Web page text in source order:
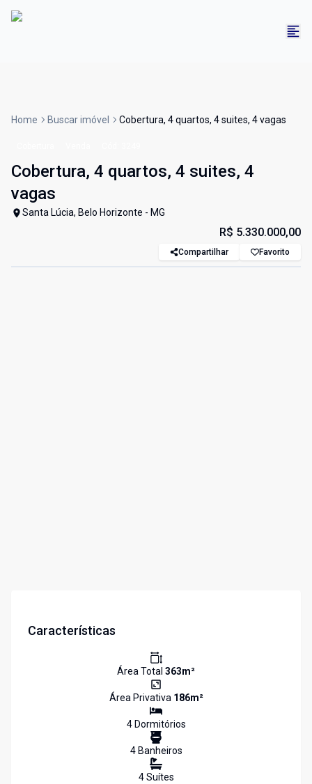
Home Buscar imóvel Cobertura, 4 quartos, 4 suites, 4 vagas
Cobertura, 4 quartos, 4 suites, 4
vagas
Santa Lúcia, Belo Horizonte - MG
R$ 5.330.000,00
Compartilhar Favorito
Características
Área Total 363m²
Área Privativa 186m²
4Dormitórios
4Banheiros
4Suítes